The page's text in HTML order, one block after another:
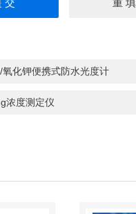
化钾便携式防水光度计
浓度测定仪